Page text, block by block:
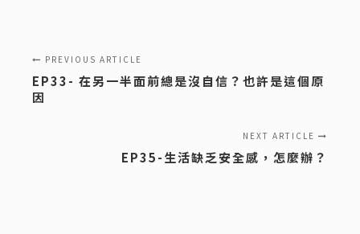
PREVIOUS ARTICLE
EP33- 在另一半面前總是沒自信？也許是這個原
因
NEXT ARTICLE
EP35-生活缺乏安全感，怎麼辦？